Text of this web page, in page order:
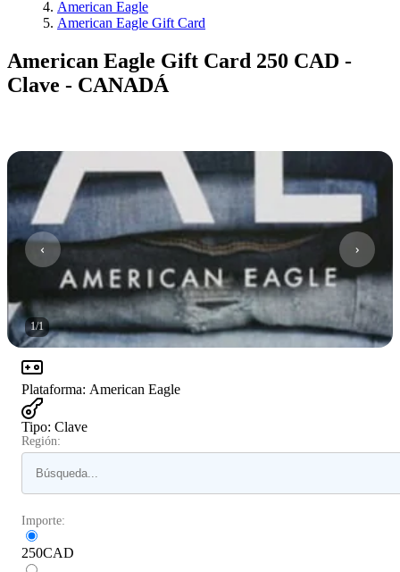
American Eagle
American Eagle Gift Card
American Eagle Gift Card 250 CAD -
Clave - CANADÁ
1/1
Plataforma: American Eagle
Tipo: Clave
Región:
Importe:
250CAD